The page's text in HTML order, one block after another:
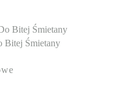
Bitej Śmietany
Bitej Śmietany